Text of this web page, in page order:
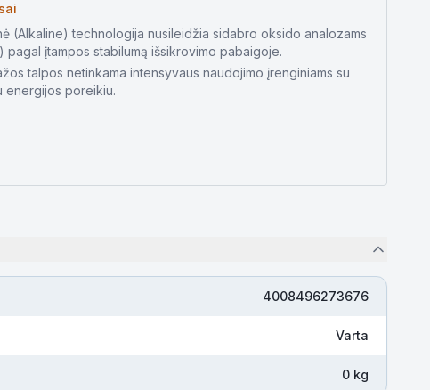
(Alkaline) technologija nusileidžia sidabro oksido analozams
pagal įtampos stabilumą išsikrovimo pabaigoje.
talpos netinkama intensyvaus naudojimo įrenginiams su
energijos poreikiu.
4008496273676
Varta
0 kg